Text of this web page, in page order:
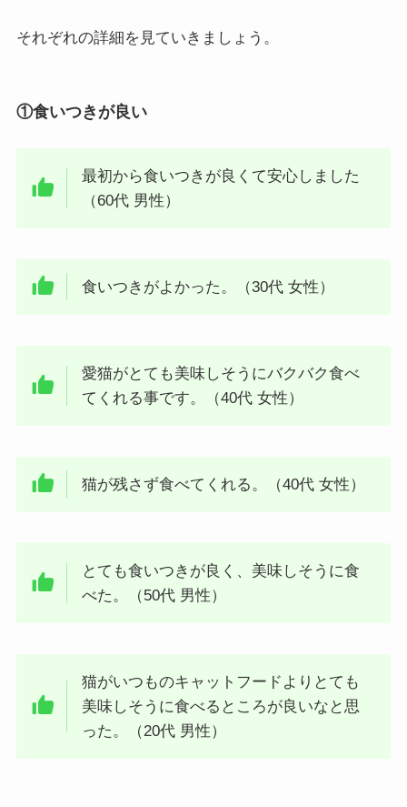
それぞれの詳細を見ていきましょう。
①食いつきが良い
最初から食いつきが良くて安心しました
（60代 男性）
食いつきがよかった。（30代 女性）
愛猫がとても美味しそうにバクバク食べ
てくれる事です。（40代 女性）
猫が残さず食べてくれる。（40代 女性）
とても食いつきが良く、美味しそうに食
べた。（50代 男性）
猫がいつものキャットフードよりとても
美味しそうに食べるところが良いなと思
った。（20代 男性）